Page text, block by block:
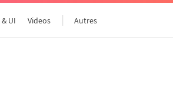
UI Videos Autres